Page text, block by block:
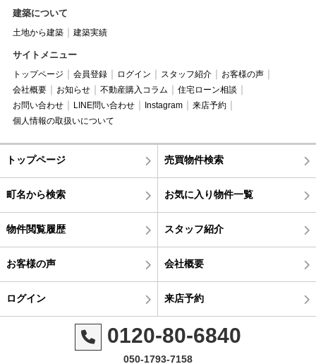
建築について
土地から建築 建築実績
サイトメニュー
トップページ 会員登録 ログイン スタッフ紹介
お客様の声
会社概要
お知らせ 不動産購入コラム
住宅ローン相談
お問い合わせ
LINE問い合わせ Instagram
来店予約
個人情報の取扱いについて
トップページ 売買物件検索
町名から検索 お気に入り物件一覧
物件閲覧履歴 スタッフ紹介
お客様の声 会社概要
ログイン 来店予約
0120-80-6840
050-1793-7158